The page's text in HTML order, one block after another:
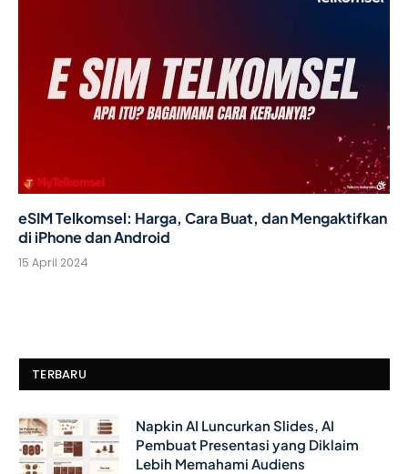
eSIM Telkomsel: Harga, Cara Buat, dan Mengaktifkan
di iPhone dan Android
15 April 2024
TERBARU
Napkin AI Luncurkan Slides, AI
Pembuat Presentasi yang Diklaim
Lebih Memahami Audiens